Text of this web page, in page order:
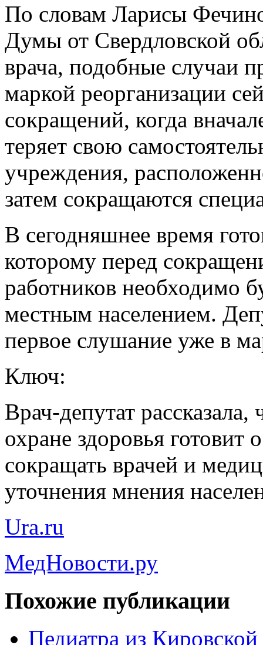
По словам Ларисы
Думы от Свердловской
врача, подобные случаи
маркой реорганизации
сокращений, когда
теряет свою
учреждения,
затем сокращаются
В сегодняшнее время
которому перед
работников необходимо
местным населением.
первое слушание уже в
Ключ:
Врач-депутат
охране здоровья готовит
сокращать врачей и
уточнения мнения
Ura.ru
МедНовости.ру
Похожие публикации
Педиатра из